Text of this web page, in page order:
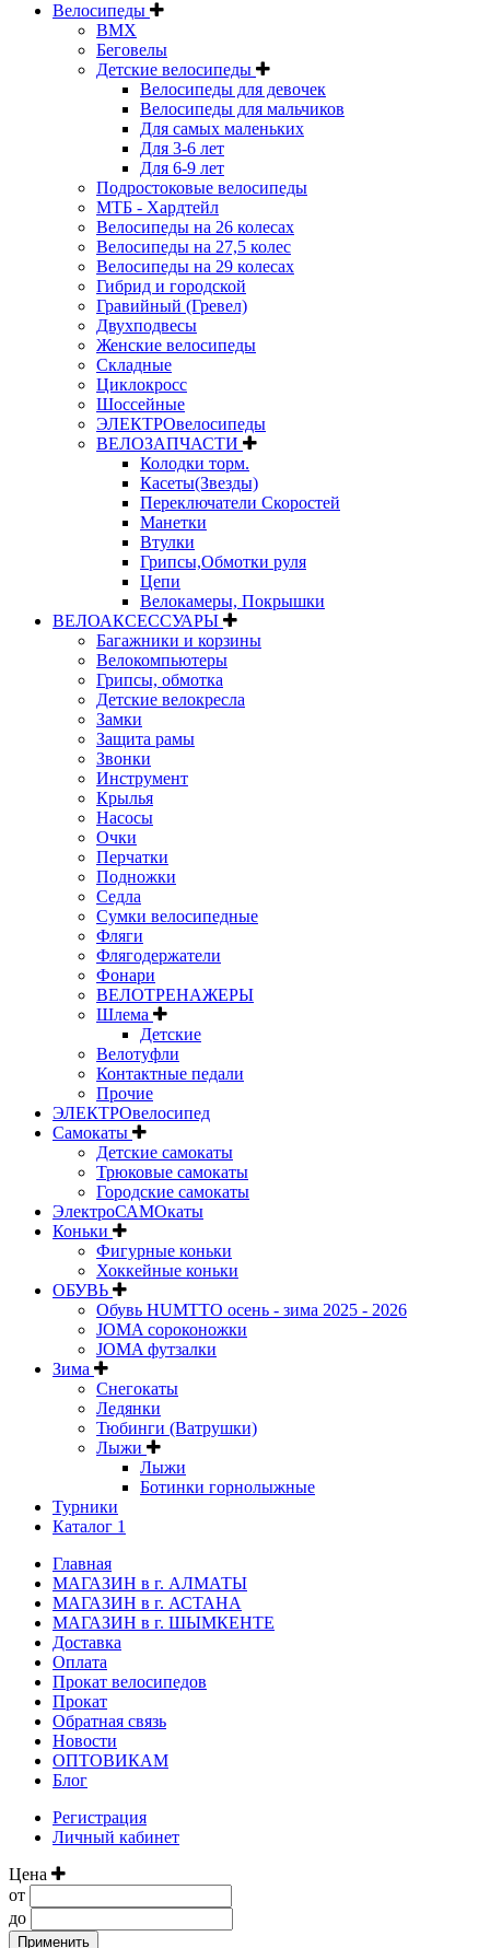
Велосипеды
BMX
Беговелы
Детские велосипеды
Велосипеды для девочек
Велосипеды для мальчиков
Для самых маленьких
Для 3-6 лет
Для 6-9 лет
Подростоковые велосипеды
МТБ - Хардтейл
Велосипеды на 26 колесах
Велосипеды на 27,5 колес
Велосипеды на 29 колесах
Гибрид и городской
Гравийный (Гревел)
Двухподвесы
Женские велосипеды
Складные
Циклокросс
Шоссейные
ЭЛЕКТРОвелосипеды
ВЕЛОЗАПЧАСТИ
Колодки торм.
Касеты(Звезды)
Переключатели Скоростей
Манетки
Втулки
Грипсы,Обмотки руля
Цепи
Велокамеры, Покрышки
ВЕЛОАКСЕССУАРЫ
Багажники и корзины
Велокомпьютеры
Грипсы, обмотка
Детские велокресла
Замки
Защита рамы
Звонки
Инструмент
Крылья
Насосы
Очки
Перчатки
Подножки
Седла
Сумки велосипедные
Фляги
Флягодержатели
Фонари
ВЕЛОТРЕНАЖЕРЫ
Шлема
Детские
Велотуфли
Контактные педали
Прочие
ЭЛЕКТРОвелосипед
Самокаты
Детские самокаты
Трюковые самокаты
Городские самокаты
ЭлектроСАМОкаты
Коньки
Фигурные коньки
Хоккейные коньки
ОБУВЬ
Обувь HUMTTO осень - зима 2025 - 2026
JOMA сороконожки
JOMA футзалки
Зима
Снегокаты
Ледянки
Тюбинги (Ватрушки)
Лыжи
Лыжи
Ботинки горнолыжные
Турники
Каталог 1
Главная
МАГАЗИН в г. АЛМАТЫ
МАГАЗИН в г. АСТАНА
МАГАЗИН в г. ШЫМКЕНТЕ
Доставка
Оплата
Прокат велосипедов
Прокат
Обратная связь
Новости
ОПТОВИКАМ
Блог
Регистрация
Личный кабинет
Цена
от
до
Применить